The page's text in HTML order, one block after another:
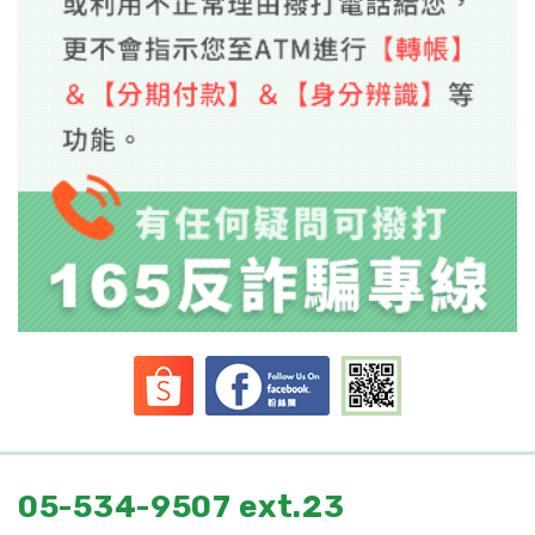
05-534-9507 ext.23